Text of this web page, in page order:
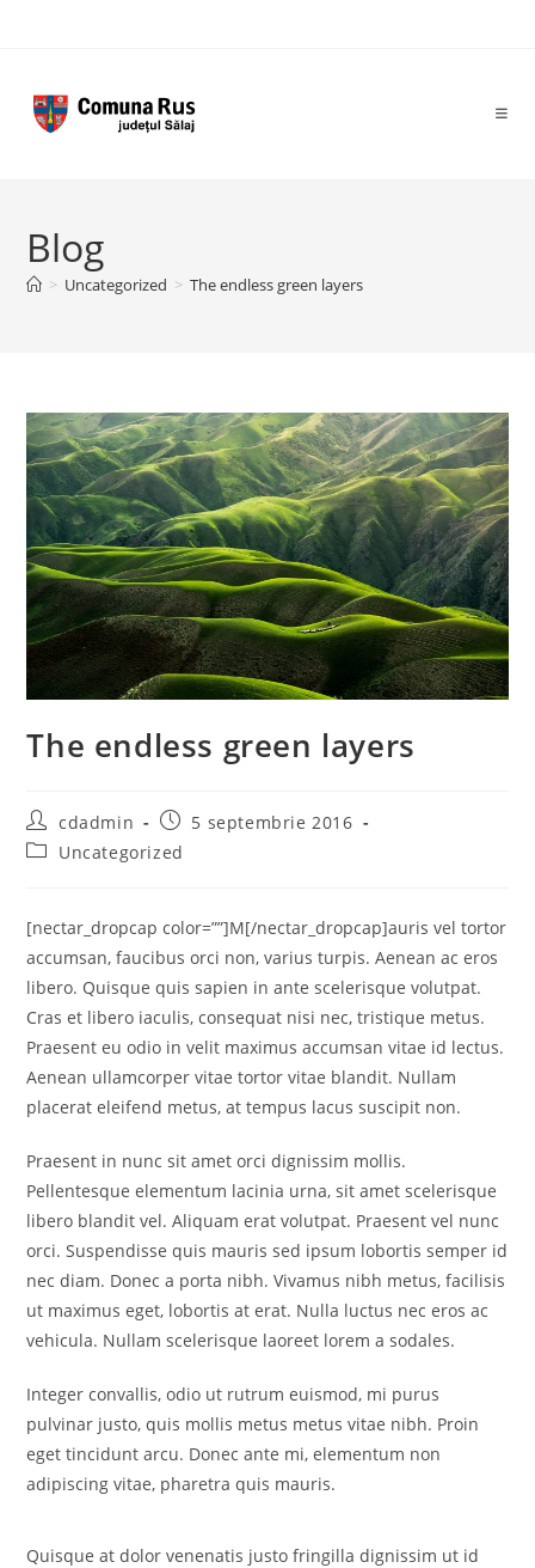
Blog
> Uncategorized > The endless green layers
The endless green layers
Post
author:
cdadmin
Post
published:
5 septembrie 2016
PostUncategorized
[nectar_dropcap color=””]M[/nectar_dropcap]auris vel tortor
accumsan, faucibus orci non, varius turpis. Aenean ac eros
libero. Quisque quis sapien in ante scelerisque volutpat.
Cras et libero iaculis, consequat nisi nec, tristique metus.
Praesent eu odio in velit maximus accumsan vitae id lectus.
Aenean ullamcorper vitae tortor vitae blandit. Nullam
placerat eleifend metus, at tempus lacus suscipit non.
Praesent in nunc sit amet orci dignissim mollis.
Pellentesque elementum lacinia urna, sit amet scelerisque
libero blandit vel. Aliquam erat volutpat. Praesent vel nunc
orci. Suspendisse quis mauris sed ipsum lobortis semper id
nec diam. Donec a porta nibh. Vivamus nibh metus, facilisis
ut maximus eget, lobortis at erat. Nulla luctus nec eros ac
vehicula. Nullam scelerisque laoreet lorem a sodales.
Integer convallis, odio ut rutrum euismod, mi purus
pulvinar justo, quis mollis metus metus vitae nibh. Proin
eget tincidunt arcu. Donec ante mi, elementum non
adipiscing vitae, pharetra quis mauris.
Quisque at dolor venenatis justo fringilla dignissim ut id